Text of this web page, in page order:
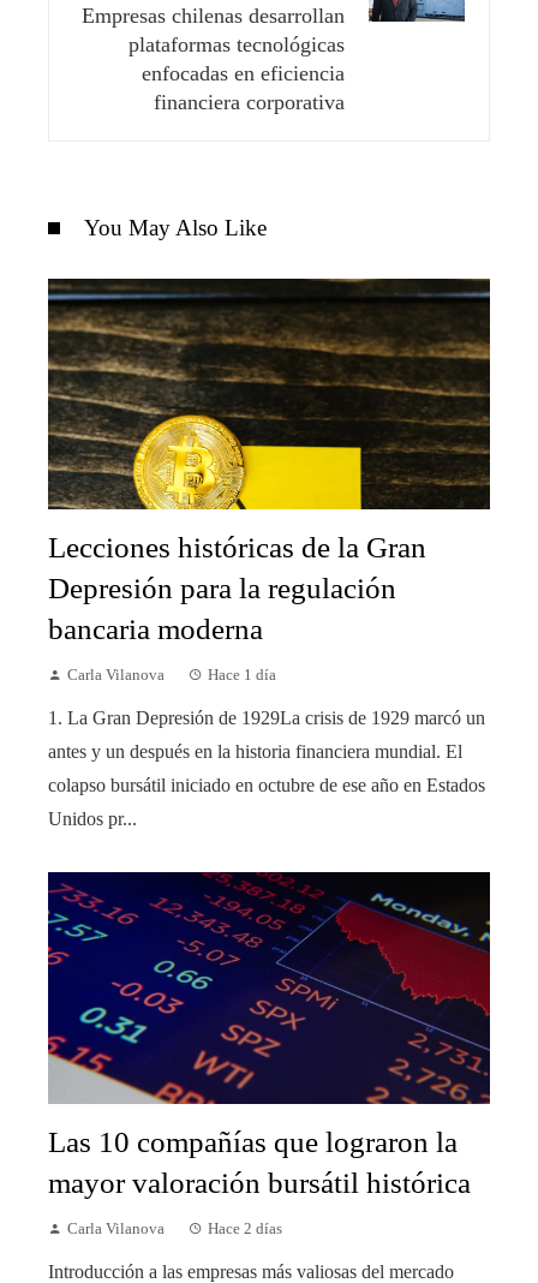
Empresas chilenas desarrollan
plataformas tecnológicas
enfocadas en eficiencia
financiera corporativa
You May Also Like
Lecciones históricas de la Gran
Depresión para la regulación
bancaria moderna
Carla Vilanova Hace 1 día
1. La Gran Depresión de 1929La crisis de 1929 marcó un
antes y un después en la historia financiera mundial. El
colapso bursátil iniciado en octubre de ese año en Estados
Unidos pr...
Las 10 compañías que lograron la
mayor valoración bursátil histórica
Carla Vilanova Hace 2 días
Introducción a las empresas más valiosas del mercado